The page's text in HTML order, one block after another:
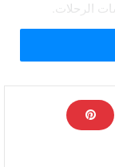
الرحلات.
اعتبارا من يوم
الثامنة مساء
يونيو عودة